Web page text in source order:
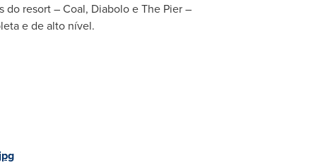
resort – Coal, Diabolo e The Pier –
e de alto nível.